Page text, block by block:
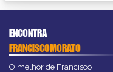
ENCONTRA
FRANCISCOMORATO
O melhor de Francisco